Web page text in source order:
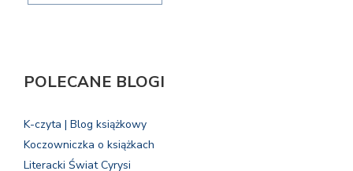
POLECANE BLOGI
K-czyta | Blog książkowy
Koczowniczka o książkach
Literacki Świat Cyrysi